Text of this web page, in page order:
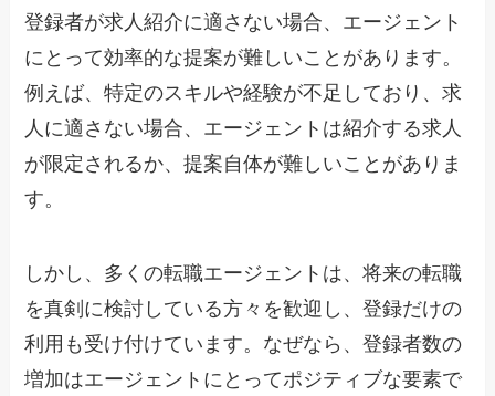
登録者が求人紹介に適さない場合、エージェント
にとって効率的な提案が難しいことがあります。
例えば、特定のスキルや経験が不足しており、求
人に適さない場合、エージェントは紹介する求人
が限定されるか、提案自体が難しいことがありま
す。
しかし、多くの転職エージェントは、将来の転職
を真剣に検討している方々を歓迎し、登録だけの
利用も受け付けています。なぜなら、登録者数の
増加はエージェントにとってポジティブな要素で